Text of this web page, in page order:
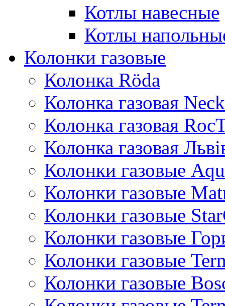
Котлы навесные
Котлы
Колонки газовые
Колонка Rӧda
Колонка газовая
Колонка газовая
Колонка газовая
Колонки газовые
Колонки газовые
Колонки газовые
Колонки газовые
Колонки газовые
Колонки газовые